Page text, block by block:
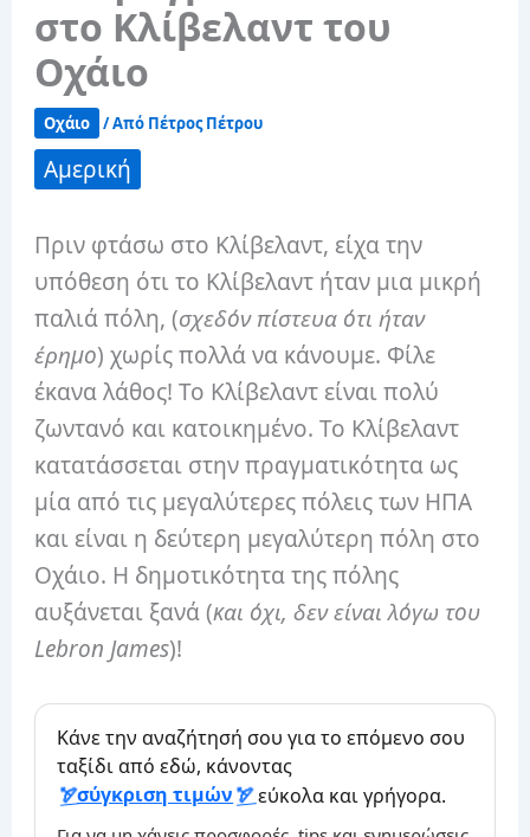
στο Κλίβελαντ του
Οχάιο
Οχάιο / Από Πέτρος Πέτρου
Αμερική
Πριν φτάσω στο Κλίβελαντ, είχα την
υπόθεση ότι το Κλίβελαντ ήταν μια μικρή
παλιά πόλη, (σχεδόν πίστευα ότι ήταν
έρημο) χωρίς πολλά να κάνουμε. Φίλε
έκανα λάθος! Το Κλίβελαντ είναι πολύ
ζωντανό και κατοικημένο. Το Κλίβελαντ
κατατάσσεται στην πραγματικότητα ως
μία από τις μεγαλύτερες πόλεις των ΗΠΑ
και είναι η δεύτερη μεγαλύτερη πόλη στο
Οχάιο. Η δημοτικότητα της πόλης
αυξάνεται ξανά (και όχι, δεν είναι λόγω του
Lebron James)!
Κάνε την αναζήτησή σου για το επόμενο σου
ταξίδι από εδώ, κάνοντας
σύγκριση τιμών
εύκολα και γρήγορα.